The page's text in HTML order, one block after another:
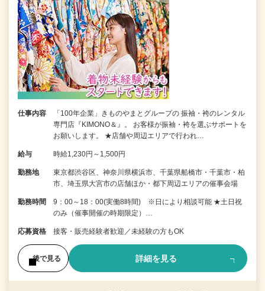
仕事内容
「100年企業」きものやまとグループの 振袖・袴のレンタル
専門店『KIMONO＆』。 お客様が振袖・袴を選ぶサポートを
お願いします。 ★店舗や周辺エリアで行われ…
給与 時給1,230円～1,500円
勤務地
東京都渋谷区、神奈川県横浜市、千葉県船橋市・千葉市・柏
市、埼玉県大宮市の店舗ほか・都下周辺エリアの催事会場
勤務時間
9：00～18：00(実働8時間) ※日により相談可能 ★土日祝
のみ（催事開催の時期限定）…
応募資格 接客・販売経験者歓迎／未経験の方もOK
後で見る 詳細を見る